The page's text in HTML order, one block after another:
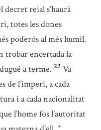
decret reial s’haurà
totes les dones
poderós al més humil.
trobar encertada la
a terme. 22 Va
de l’imperi, a cada
i a cada nacionalitat
l’home fos l’autoritat
*